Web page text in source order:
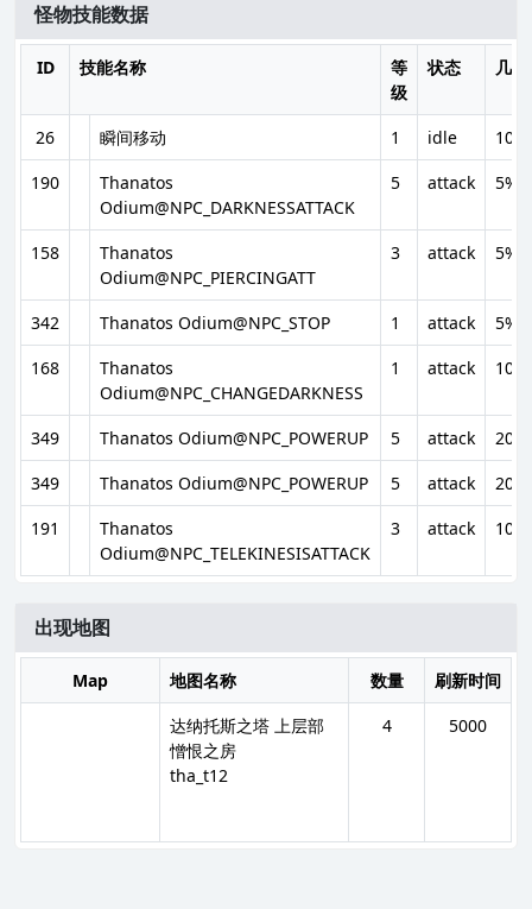
怪物技能数据
ID 技能名称
等
级
状态 几率
26 瞬间移动 1 idle
190
Thanatos
Odium@NPC_DARKNESSATTACK
5 attack 5%
158
Thanatos
Odium@NPC_PIERCINGATT
3 attack 5%
342 Thanatos Odium@NPC_STOP 1 attack
5%
168
Thanatos
Odium@NPC_CHANGEDARKNESS
1 attack 10%
349 Thanatos Odium@NPC_POWERUP 5 attack
20%
349
Thanatos Odium@NPC_POWERUP 5 attack
20%
191
Thanatos
Odium@NPC_TELEKINESISATTACK
3 attack 10%
出现地图
Map 地图名称 数量
刷新时间
达纳托斯之塔 上层部
憎恨之房
tha_t12
4 5000